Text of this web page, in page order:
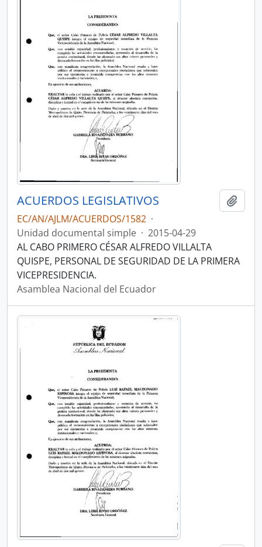
ACUERDOS LEGISLATIVOS
EC/AN/AJLM/ACUERDOS/1582 ·
Unidad documental simple · 2015-04-29
AL CABO PRIMERO CÉSAR ALFREDO VILLALTA
QUISPE, PERSONAL DE SEGURIDAD DE LA PRIMERA
VICEPRESIDENCIA.
Asamblea Nacional del Ecuador